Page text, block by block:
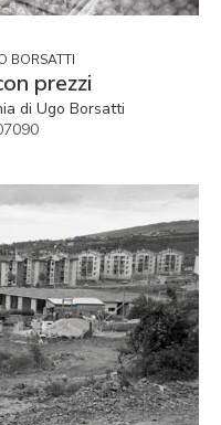
BORSATTI
prezzi
di Ugo Borsatti